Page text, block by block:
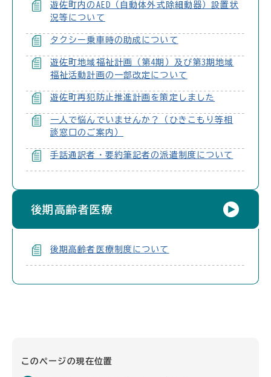
遊佐町内のAED（自動体外式除細動器）設置状
況等について
タクシー乗車時の助成について
遊佐町地域福祉計画（第4期）及び第3期地域
福祉活動計画の一部改定について
遊佐町再犯防止推進計画を策定しました
一人で悩んでいませんか？（ひきこもり等相
談窓口のご案内）
手話通訳者・要約筆記者の派遣制度について
後期高齢者医療
後期高齢者医療制度について
このページの現在位置